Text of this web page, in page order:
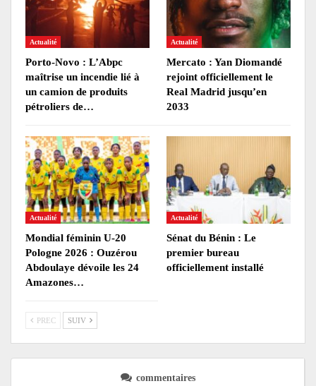
Actualité
Porto-Novo : L’Abpc
maîtrise un incendie lié à
un camion de produits
pétroliers de…
Actualité
Mercato : Yan Diomandé
rejoint officiellement le
Real Madrid jusqu’en
2033
Actualité
Mondial féminin U-20
Pologne 2026 : Ouzérou
Abdoulaye dévoile les 24
Amazones…
Actualité
Sénat du Bénin : Le
premier bureau
officiellement installé
PREC SUIV
commentaires